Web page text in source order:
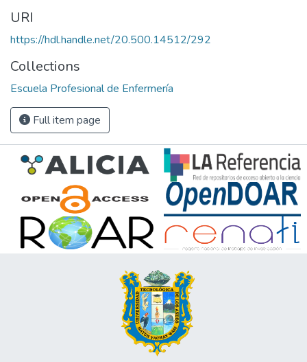
URI
https://hdl.handle.net/20.500.14512/292
Collections
Escuela Profesional de Enfermería
Full item page